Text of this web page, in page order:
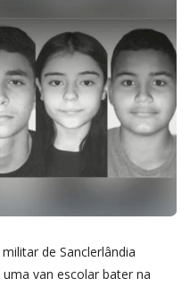
de Sanclerlândia
van escolar bater na